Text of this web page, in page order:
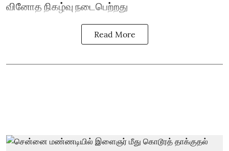
வினோத நிகழ்வு நடைபெற்றது
Read More